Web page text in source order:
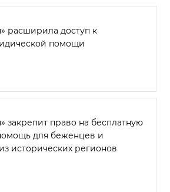
расширила доступ к
помощи
закрепит право на бесплатную
для беженцев и
исторических регионов